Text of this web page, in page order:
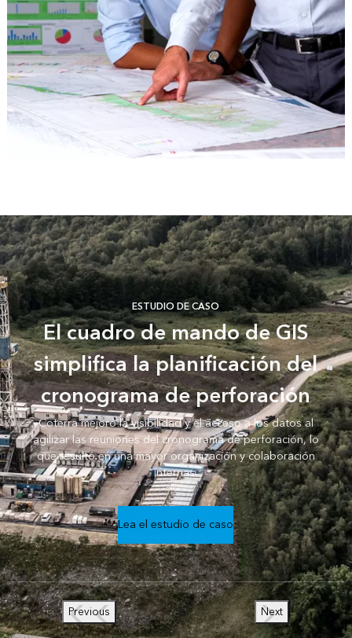
ESTUDIO DE CASO
El cuadro de mando de GIS
simplifica la planificación del
cronograma de perforación
Coterra mejoró la visibilidad y el acceso a los datos al
agilizar las reuniones del cronograma de perforación, lo
que resultó en una mayor organización y colaboración
internas.
Lea el estudio de caso
Previous Next